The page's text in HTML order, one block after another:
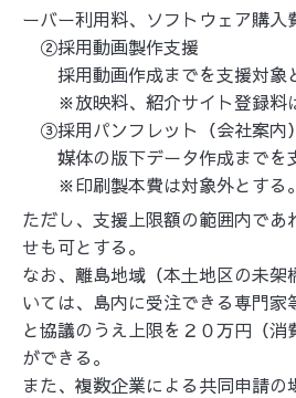
ーバー利用料、ソフトウェア購入
②採用動画製作支援
採用動画作成までを支援対象
※放映料、紹介サイト登録料は
③採用パンフレット（会社案内
媒体の版下データ作成までを
※印刷製本費は対象外とする。
ただし、支援上限額の範囲内で
せも可とする。
なお、離島地域（本土地区の未架
いては、島内に受注できる専門家
と協議のうえ上限を２０万円（消
ができる。
また、複数企業による共同申請の